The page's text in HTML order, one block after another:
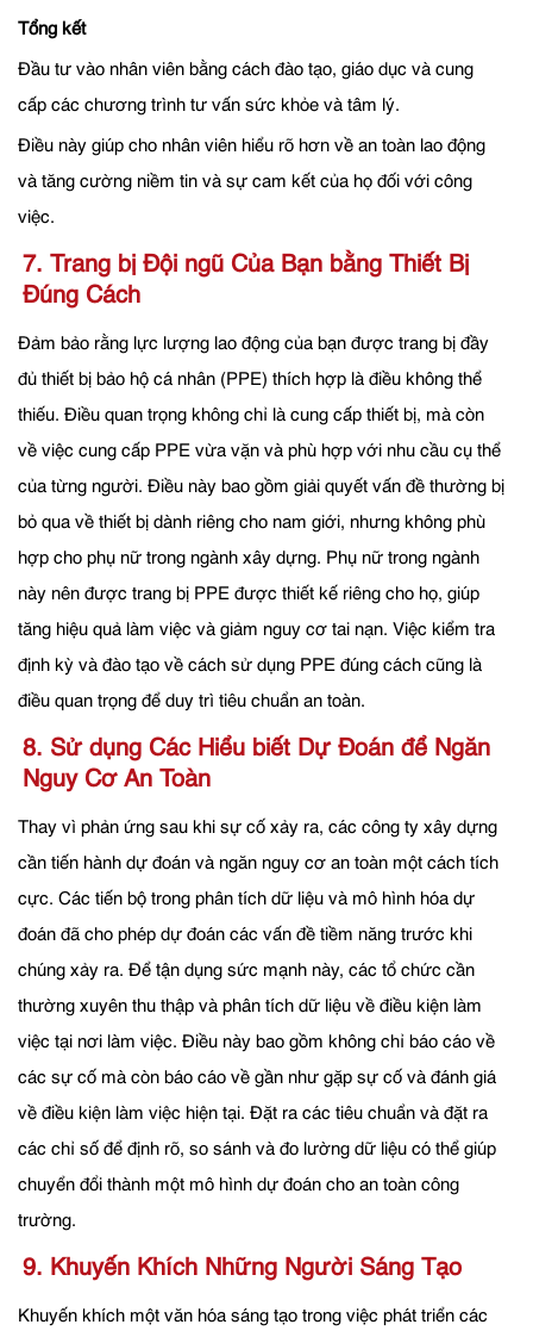
Tổng kết
Đầu tư vào nhân viên bằng cách đào tạo, giáo dục và cung
cấp các chương trình tư vấn sức khỏe và tâm lý.
Điều này giúp cho nhân viên hiểu rõ hơn về an toàn lao động
và tăng cường niềm tin và sự cam kết của họ đối với công
việc.
7. Trang bị Đội ngũ Của Bạn bằng Thiết Bị
Đúng Cách
Đảm bảo rằng lực lượng lao động của bạn được trang bị đầy
đủ thiết bị bảo hộ cá nhân (PPE) thích hợp là điều không thể
thiếu. Điều quan trọng không chỉ là cung cấp thiết bị, mà còn
về việc cung cấp PPE vừa vặn và phù hợp với nhu cầu cụ thể
của từng người. Điều này bao gồm giải quyết vấn đề thường bị
bỏ qua về thiết bị dành riêng cho nam giới, nhưng không phù
hợp cho phụ nữ trong ngành xây dựng. Phụ nữ trong ngành
này nên được trang bị PPE được thiết kế riêng cho họ, giúp
tăng hiệu quả làm việc và giảm nguy cơ tai nạn. Việc kiểm tra
định kỳ và đào tạo về cách sử dụng PPE đúng cách cũng là
điều quan trọng để duy trì tiêu chuẩn an toàn.
8. Sử dụng Các Hiểu biết Dự Đoán để Ngăn
Nguy Cơ An Toàn
Thay vì phản ứng sau khi sự cố xảy ra, các công ty xây dựng
cần tiến hành dự đoán và ngăn nguy cơ an toàn một cách tích
cực. Các tiến bộ trong phân tích dữ liệu và mô hình hóa dự
đoán đã cho phép dự đoán các vấn đề tiềm năng trước khi
chúng xảy ra. Để tận dụng sức mạnh này, các tổ chức cần
thường xuyên thu thập và phân tích dữ liệu về điều kiện làm
việc tại nơi làm việc. Điều này bao gồm không chỉ báo cáo về
các sự cố mà còn báo cáo về gần như gặp sự cố và đánh giá
về điều kiện làm việc hiện tại. Đặt ra các tiêu chuẩn và đặt ra
các chỉ số để định rõ, so sánh và đo lường dữ liệu có thể giúp
chuyển đổi thành một mô hình dự đoán cho an toàn công
trường.
9. Khuyến Khích Những Người Sáng Tạo
Khuyến khích một văn hóa sáng tạo trong việc phát triển các